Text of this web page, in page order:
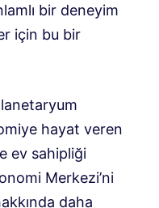
bir deneyim
için bu bir
hayat veren
ev sahipliği
Merkezi’ni
daha